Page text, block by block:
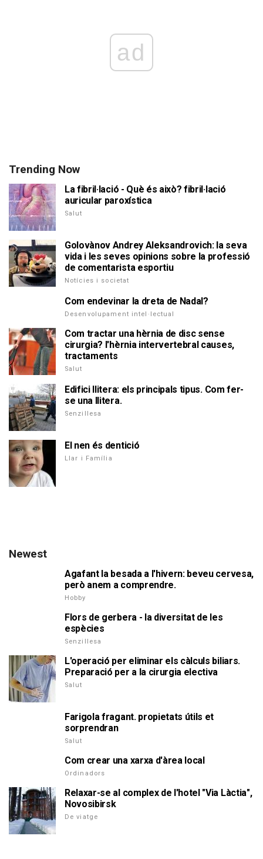
ad
Trending Now
La fibril·lació - Què és això? fibril·lació
auricular paroxística
Salut
Golovànov Andrey Aleksandrovich: la seva
vida i les seves opinions sobre la professió
de comentarista esportiu
Notícies i societat
Com endevinar la dreta de Nadal?
Desenvolupament intel·lectual
Com tractar una hèrnia de disc sense
cirurgia? l'hèrnia intervertebral causes,
tractaments
Salut
Edifici llitera: els principals tipus. Com fer-
se una llitera.
Senzillesa
El nen és dentició
Llar i Família
Newest
Agafant la besada a l'hivern: beveu cervesa,
però anem a comprendre.
Hobby
Flors de gerbera - la diversitat de les
espècies
Senzillesa
L'operació per eliminar els càlculs biliars.
Preparació per a la cirurgia electiva
Salut
Farigola fragant. propietats útils et
sorprendran
Salut
Com crear una xarxa d'àrea local
Ordinadors
Relaxar-se al complex de l'hotel "Via Làctia",
Novosibirsk
De viatge